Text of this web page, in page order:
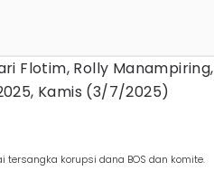
Flotim, Rolly Manampiring,
Kamis (3/7/2025)
tersangka korupsi dana BOS dan komite.